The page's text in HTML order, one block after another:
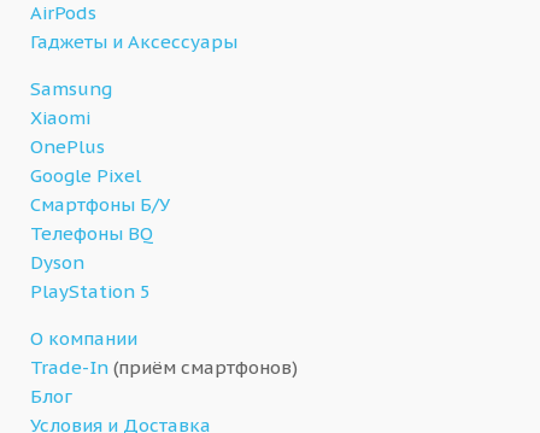
AirPods
Гаджеты и Аксессуары
Samsung
Xiaomi
OnePlus
Google Pixel
Смартфоны Б/У
Телефоны BQ
Dyson
PlayStation 5
О компании
Trade-In (приём смартфонов)
Блог
Условия и Доставка